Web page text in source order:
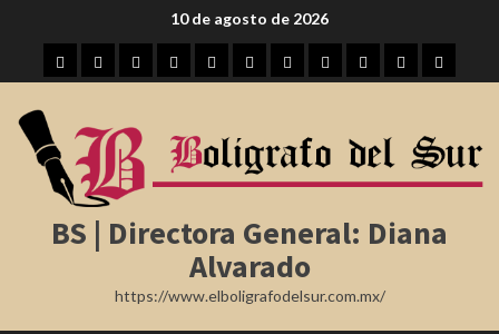
contenido
10 de agosto de 2026
InicioTampicoMaderoAltamiraTamaulipas
RegiónNota MéxicoInternacional
Farándula
BS | Directora General: Diana
Alvarado
https://www.elboligrafodelsur.com.mx/